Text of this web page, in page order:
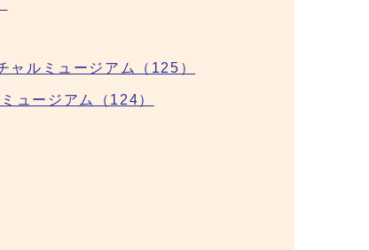
ルミュージアム（125）
ュージアム（124）